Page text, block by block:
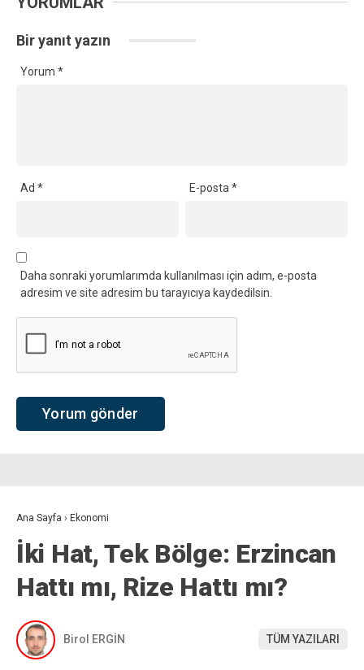
Bir yanıt yazın
Yorum *
Ad * E-posta*
Daha sonraki yorumlarımda kullanılması için adım, e-posta
adresim ve site adresim bu tarayıcıya kaydedilsin.
Ana Sayfa › Ekonomi
İki Hat, Tek Bölge: Erzincan
Hattı mı, Rize Hattı mı?
Birol ERGİN TÜM YAZILARI